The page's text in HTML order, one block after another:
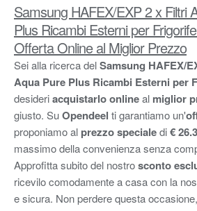
Samsung HAFEX/EXP 2 x Filtri
Plus Ricambi Esterni per
Offerta Online al Miglior Prezzo
Sei alla ricerca delSamsung HAFEX/
Aqua Pure Plus Ricambi Esterni per
desideriacquistarlo onlineal miglior
giusto. SuOpendeel ti garantiamo un'
proponiamo al prezzo specialedi€ 26.3
massimo della convenienza senza
Approfitta subito del nostrosconto
ricevilo comodamente a casa con la
e sicura. Non perdere questa